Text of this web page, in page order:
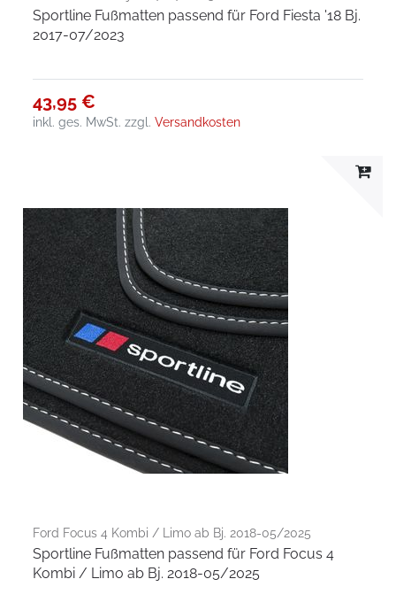
Sportline Fußmatten passend für Ford Fiesta '18 Bj.
2017-07/2023
43,95 €
inkl. ges. MwSt. zzgl.Versandkosten
Ford Focus 4 Kombi / Limo ab Bj. 2018-05/2025
Sportline Fußmatten passend für Ford Focus 4
Kombi / Limo ab Bj. 2018-05/2025